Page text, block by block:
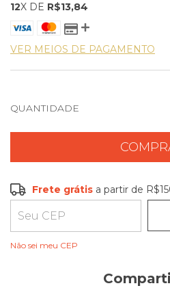
12X DE R$13,84
VER MEIOS DE PAGAMENTO
QUANTIDADE
Frete grátis
Entregas para o CEP:
Frete grátis a partir de
Não sei meu CEP